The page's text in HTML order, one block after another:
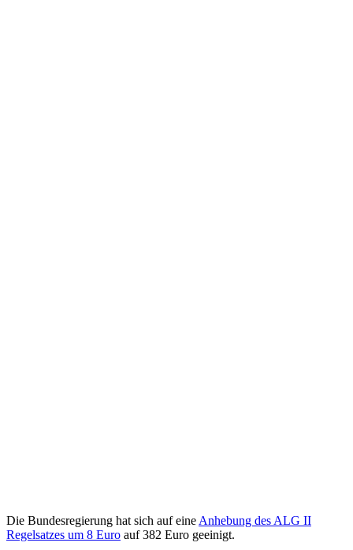
Die Bundesregierung hat sich auf eine Anhebung des ALG II
Regelsatzes um 8 Euro auf 382 Euro geeinigt.